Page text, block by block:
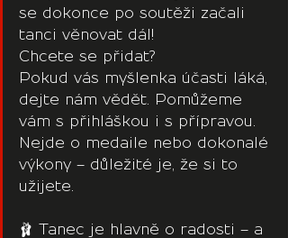
se dokonce po soutěži začali
tanci věnovat dál!
Chcete se přidat?
Pokud vás myšlenka účasti láká,
dejte nám vědět. Pomůžeme
vám s přihláškou i s přípravou.
Nejde o medaile nebo dokonalé
výkony – důležité je, že si to
užijete.
🩰 Tanec je hlavně o radosti – a